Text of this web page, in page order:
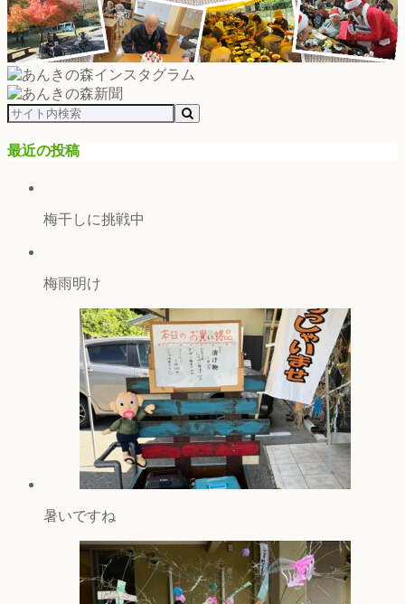
最近の投稿
梅干しに挑戦中
梅雨明け
暑いですね